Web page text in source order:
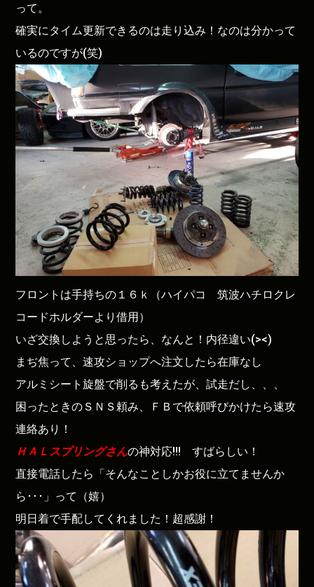
って。
確実にタイム更新できるのは走り込み！なのは分かって
いるのですが(笑)
フロントは手持ちの１６ｋ（ハイパコ 筑波ハチロクレ
コードホルダーより借用）
いざ交換しようと思ったら、なんと！内径違い(><)
まぢ焦って、速攻ショップへ注文したら在庫なし
アルミシート旋盤で削るも考えたが、試走だし、、、
困ったときのＳＮＳ頼み、ＦＢで依頼呼びかけたら速攻
連絡あり！
ＨＡＬスプリングさんの神対応!!! すばらしい！
直接電話したら「そんなことしかお役に立てませんか
ら･･･」って（嬉）
明日着で手配してくれました！超感謝！